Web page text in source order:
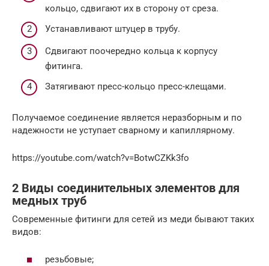
кольцо, сдвигают их в сторону от среза.
Устанавливают штуцер в трубу.
Сдвигают поочередно кольца к корпусу
фитинга.
Затягивают пресс-кольцо пресс-клещами.
Получаемое соединение является неразборным и по
надежности не уступает сварному и капиллярному.
https://youtube.com/watch?v=BotwCZKk3fo
2 Виды соединительных элементов для
медных труб
Современные фитинги для сетей из меди бывают таких
видов:
резьбовые;